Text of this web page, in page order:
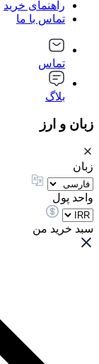
راهنمای خرید
تماس با ما
تماس
بلاگ
زبان و ارز
زبان
واحد پول
سبد خرید من